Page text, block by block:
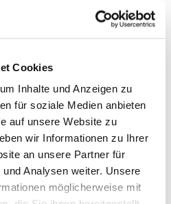
Cookies
Inhalte und Anzeigen zu
für soziale Medien anbieten
auf unsere Website zu
wir Informationen zu Ihrer
an unsere Partner für
Analysen weiter. Unsere
möglicherweise mit